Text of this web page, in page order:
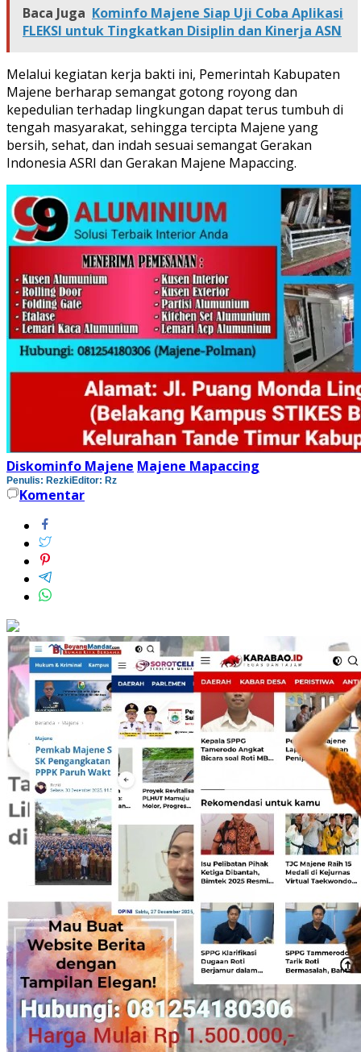
Baca Juga Kominfo Majene Siap Uji Coba Aplikasi
FLEKSI untuk Tingkatkan Disiplin dan Kinerja ASN
Melalui kegiatan kerja bakti ini, Pemerintah Kabupaten
Majene berharap semangat gotong royong dan
kepedulian terhadap lingkungan dapat terus tumbuh di
tengah masyarakat, sehingga tercipta Majene yang
bersih, sehat, dan indah sesuai semangat Gerakan
Indonesia ASRI dan Gerakan Majene Mapaccing.
Diskominfo Majene Majene Mapaccing
Penulis: RezkiEditor: Rz
Komentar